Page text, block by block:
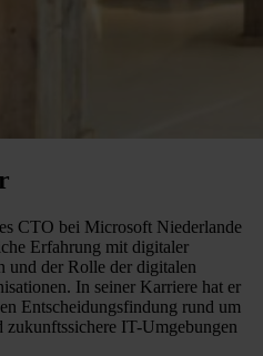
CTO bei Microsoft Niederlande
Erfahrung mit digitaler
und der Rolle der digitalen
In seiner Karriere hat er
Entscheidungsfindung rund um
IT-Umgebungen